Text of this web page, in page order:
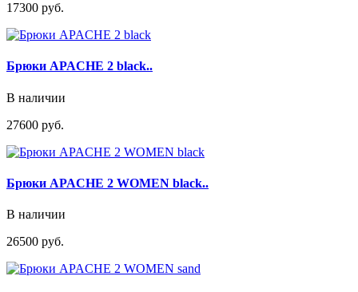
17300 руб.
Брюки APACHE 2 black..
В наличии
27600 руб.
Брюки APACHE 2 WOMEN black..
В наличии
26500 руб.